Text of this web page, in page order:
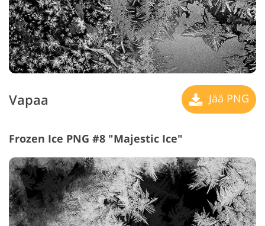
Vapaa Jää PNG
Frozen Ice PNG #8 "Majestic Ice"